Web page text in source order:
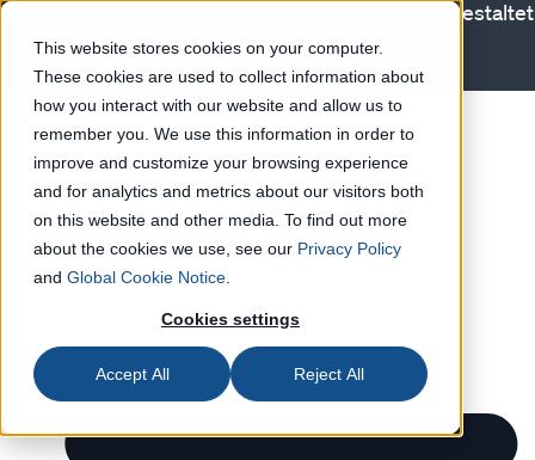
This website stores cookies on your computer.
These cookies are used to collect information about
how you interact with our website and allow us to
remember you. We use this information in order to
improve and customize your browsing experience
and for analytics and metrics about our visitors both
on this website and other media. To find out more
about the cookies we use, see our Privacy Policy
and Global Cookie Notice
Cookies settings
Accept All Reject All
Wie die Geopolitik die Produktionsabläufe neu gestaltet
Erfahren Sie mehr
Lösungen